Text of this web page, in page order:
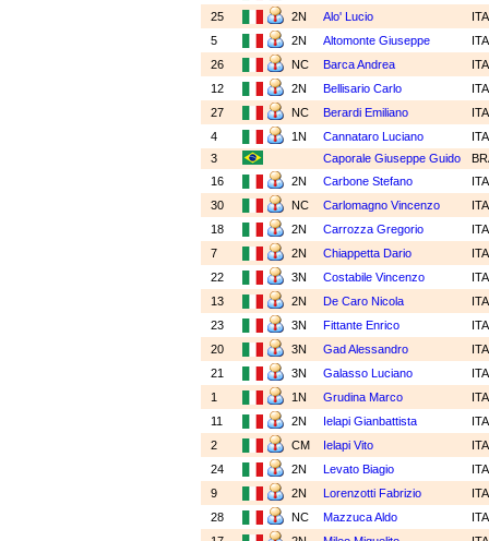
25
2N Alo' Lucio
5
2N Altomonte Giuseppe
26
NC Barca Andrea
12
2N Bellisario Carlo
27
NC Berardi Emiliano
4
1N Cannataro Luciano
3
Caporale Giuseppe Guido
16
2N Carbone Stefano
30
NC Carlomagno Vincenzo
18
2N Carrozza Gregorio
7
2N Chiappetta Dario
22
3N Costabile Vincenzo
13
2N De Caro Nicola
23
3N Fittante Enrico
20
3N Gad Alessandro
21
3N Galasso Luciano
1
1N Grudina Marco
11
2N Ielapi Gianbattista
2
CM Ielapi Vito
24
2N Levato Biagio
9
2N Lorenzotti Fabrizio
28
NC Mazzuca Aldo